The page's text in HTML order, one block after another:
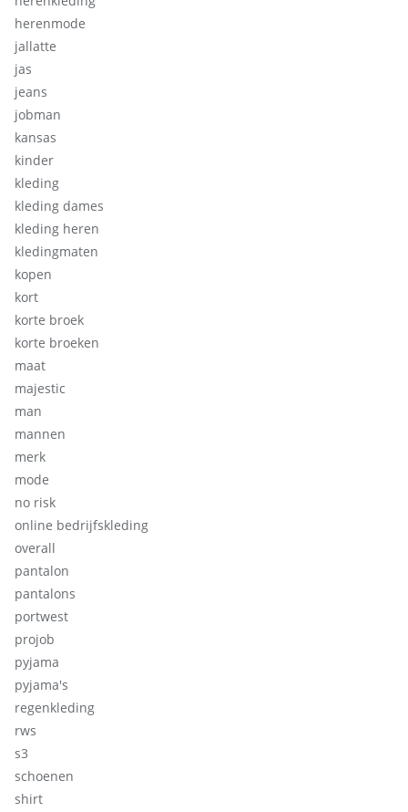
herenmode
jallatte
jas
jeans
jobman
kansas
kinder
kleding
kleding dames
kleding heren
kledingmaten
kopen
kort
korte broek
korte broeken
maat
majestic
man
mannen
merk
mode
no risk
online bedrijfskleding
overall
pantalon
pantalons
portwest
projob
pyjama
pyjama's
regenkleding
rws
s3
schoenen
shirt